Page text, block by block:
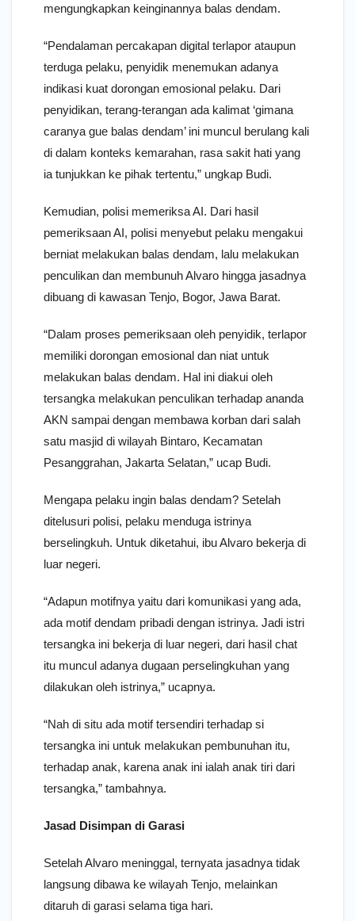
mengungkapkan keinginannya balas dendam.
“Pendalaman percakapan digital terlapor ataupun
terduga pelaku, penyidik menemukan adanya
indikasi kuat dorongan emosional pelaku. Dari
penyidikan, terang-terangan ada kalimat ‘gimana
caranya gue balas dendam’ ini muncul berulang kali
di dalam konteks kemarahan, rasa sakit hati yang
ia tunjukkan ke pihak tertentu,” ungkap Budi.
Kemudian, polisi memeriksa AI. Dari hasil
pemeriksaan AI, polisi menyebut pelaku mengakui
berniat melakukan balas dendam, lalu melakukan
penculikan dan membunuh Alvaro hingga jasadnya
dibuang di kawasan Tenjo, Bogor, Jawa Barat.
“Dalam proses pemeriksaan oleh penyidik, terlapor
memiliki dorongan emosional dan niat untuk
melakukan balas dendam. Hal ini diakui oleh
tersangka melakukan penculikan terhadap ananda
AKN sampai dengan membawa korban dari salah
satu masjid di wilayah Bintaro, Kecamatan
Pesanggrahan, Jakarta Selatan,” ucap Budi.
Mengapa pelaku ingin balas dendam? Setelah
ditelusuri polisi, pelaku menduga istrinya
berselingkuh. Untuk diketahui, ibu Alvaro bekerja di
luar negeri.
“Adapun motifnya yaitu dari komunikasi yang ada,
ada motif dendam pribadi dengan istrinya. Jadi istri
tersangka ini bekerja di luar negeri, dari hasil chat
itu muncul adanya dugaan perselingkuhan yang
dilakukan oleh istrinya,” ucapnya.
“Nah di situ ada motif tersendiri terhadap si
tersangka ini untuk melakukan pembunuhan itu,
terhadap anak, karena anak ini ialah anak tiri dari
tersangka,” tambahnya.
Jasad Disimpan di Garasi
Setelah Alvaro meninggal, ternyata jasadnya tidak
langsung dibawa ke wilayah Tenjo, melainkan
ditaruh di garasi selama tiga hari.